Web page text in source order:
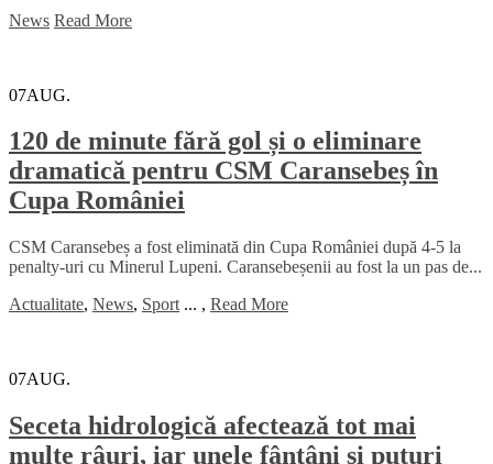
News Read More
07AUG.
120 de minute fără gol și o eliminare
dramatică pentru CSM Caransebeș în
Cupa României
CSM Caransebeș a fost eliminată din Cupa României după 4-5 la
penalty-uri cu Minerul Lupeni. Caransebeșenii au fost la un pas de...
Actualitate, News, Sport ... , Read More
07AUG.
Seceta hidrologică afectează tot mai
multe râuri, iar unele fântâni și puțuri